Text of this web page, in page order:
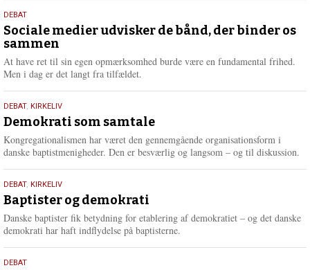
18.
maj
2026
DEBAT
Sociale medier udvisker de bånd, der binder os
sammen
At have ret til sin egen opmærksomhed burde være en fundamental frihed.
Men i dag er det langt fra tilfældet.
18.
maj
2026
DEBAT, KIRKELIV
Demokrati som samtale
Kongregationalismen har været den gennemgående organisationsform i
danske baptistmenigheder. Den er besværlig og langsom – og til diskussion.
18.
maj
2026
DEBAT, KIRKELIV
Baptister og demokrati
Danske baptister fik betydning for etablering af demokratiet – og det danske
demokrati har haft indflydelse på baptisterne.
18.
DEBAT